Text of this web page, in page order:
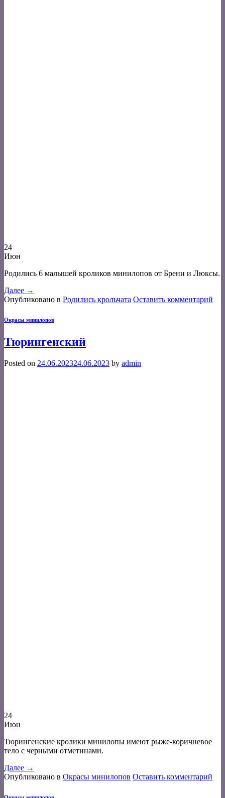
24
Июн
Родились 6 малышей кроликов минилопов от Брени и Люксы.
Далее →
Опубликовано в Родились крольчата Оставить комментарий
Окрасы минилопов
Тюрингенский
Posted on 24.06.202324.06.2023 by admin
24
Июн
Тюрингенские кролики минилопы имеют рыже-коричневое
тело с черными отметинами.
Далее →
Опубликовано в Окрасы минилопов Оставить комментарий